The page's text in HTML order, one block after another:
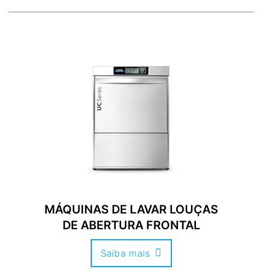
MÁQUINAS DE LAVAR LOUÇAS
DE ABERTURA FRONTAL
Saiba mais